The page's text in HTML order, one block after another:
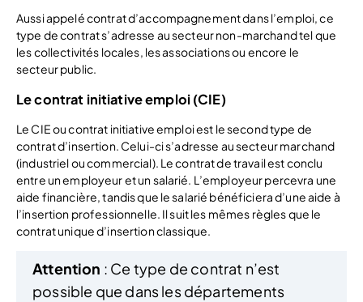
Aussi appelé contrat d’accompagnement dans l’emploi, ce
type de contrat s’adresse au secteur non-marchand tel que
les collectivités locales, les associations ou encore le
secteur public.
Le contrat initiative emploi (CIE)
Le CIE ou contrat initiative emploi est le second type de
contrat d’insertion. Celui-ci s’adresse au secteur marchand
(industriel ou commercial). Le contrat de travail est conclu
entre un employeur et un salarié. L’employeur percevra une
aide financière, tandis que le salarié bénéficiera d’une aide à
l’insertion professionnelle. Il suit les mêmes règles que le
contrat unique d’insertion classique.
Attention : Ce type de contrat n’est
possible que dans les départements